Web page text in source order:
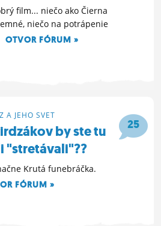
film... niečo ako Čierna
niečo na potrápenie
OTVOR FÓRUM »
25
A JEHO SVET
by ste tu
"stretávali"??
Krutá funebráčka.
FÓRUM »